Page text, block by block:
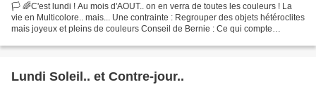
🏳️ 🌈C'est lundi ! Au mois d'AOUT.. on en verra de toutes les couleurs ! La
vie en Multicolore.. mais... Une contrainte : Regrouper des objets hétéroclites
mais joyeux et pleins de couleurs Conseil de Bernie : Ce qui compte
Lundi Soleil.. et Contre-jour..